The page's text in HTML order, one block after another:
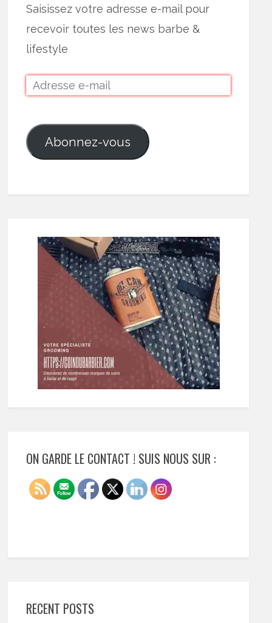
Saisissez votre adresse e-mail pour
recevoir toutes les news barbe &
lifestyle
Abonnez-vous
ON GARDE LE CONTACT ! SUIS NOUS SUR :
RECENT POSTS